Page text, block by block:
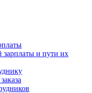
и пути их